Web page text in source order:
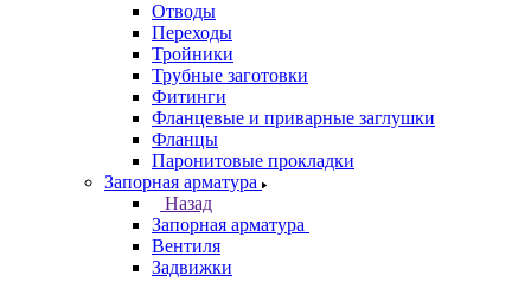
Отводы
Переходы
Тройники
Трубные заготовки
Фитинги
Фланцевые и приварные заглушки
Фланцы
Паронитовые прокладки
Запорная арматура
Назад
Запорная арматура
Вентиля
Задвижки